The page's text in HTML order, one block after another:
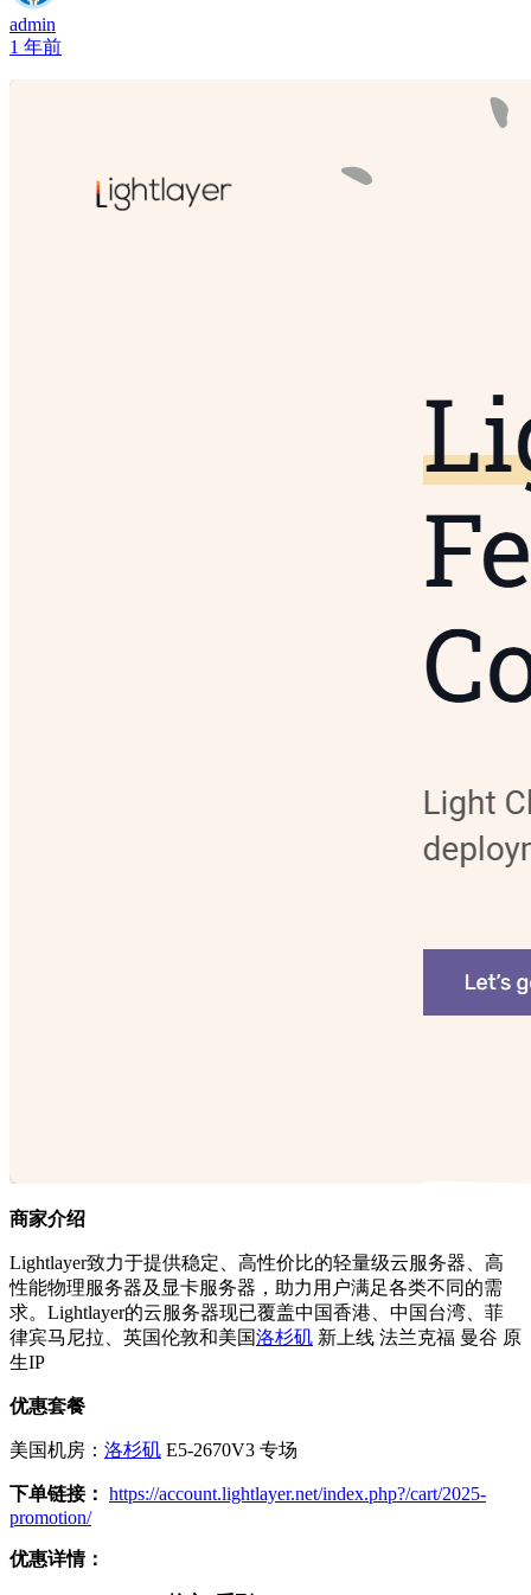
admin
1 年前
商家介绍
Lightlayer致力于提供稳定、高性价比的轻量级云服务器、高
性能物理服务器及显卡服务器，助力用户满足各类不同的需
求。Lightlayer的云服务器现已覆盖中国香港、中国台湾、菲
律宾马尼拉、英国伦敦和美国洛杉矶 新上线 法兰克福 曼谷 原
生IP
优惠套餐
美国机房： 洛杉矶 E5-2670V3 专场
下单链接： https://account.lightlayer.net/index.php?/cart/2025-
promotion/
优惠详情：